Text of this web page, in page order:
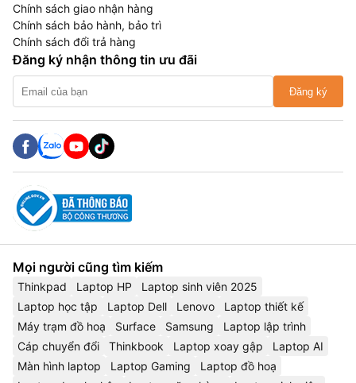
Chính sách giao nhận hàng
Chính sách bảo hành, bảo trì
Chính sách đổi trả hàng
Đăng ký nhận thông tin ưu đãi
Đăng ký
Mọi người cũng tìm kiếm
Thinkpad Laptop HP
Laptop sinh viên 2025
Laptop học tập
Laptop Dell Lenovo
Laptop thiết kế
Máy trạm đồ hoạ
Surface Samsung
Laptop lập trình
Cáp chuyển đổi
Thinkbook Laptop xoay gập
Laptop AI
Màn hình laptop
Laptop Gaming
Laptop đồ hoạ